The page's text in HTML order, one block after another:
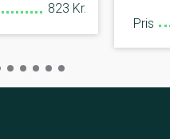
823 Kr.
Pris